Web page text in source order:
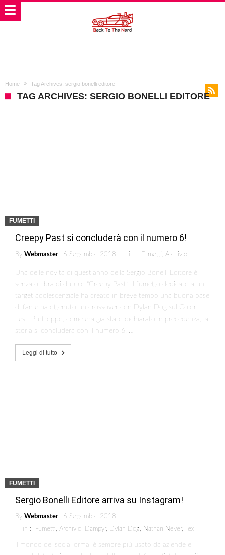
Home Tag Archives: sergio bonelli editore
TAG ARCHIVES: SERGIO BONELLI EDITORE
FUMETTI
Creepy Past si concluderà con il numero 6!
By Webmaster 6 Settembre 2018 in : Fumetti, Archivio
Una delle novità di quest’anno della Sergio Bonelli Editore è
senza ombra di dubbio “Creepy Past”. Il fumetto dedicato a un
target adolescenziale ha creato in breve tempo una buona base
di fan e ha ottenuto un crossover con Dylan Dog sul Color
Fest. Purtroppo, come era già stato dichiarato in precedenza, la
storia si concluderà con il numero 6. …
Leggi di tutto
FUMETTI
Sergio Bonelli Editore arriva su Instagram!
By Webmaster
6 Settembre 2018
in :
Fumetti Archivio Dampyr, Dylan Dog Nathan Never, Tex
Il mondo dei social ormai è sempre più usato da aziende e